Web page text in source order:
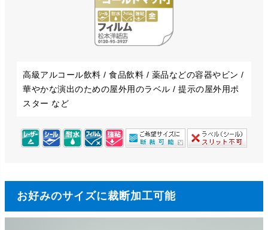
高級アルコール飲料 / 食品飲料 / 薬品などの容器やビン /
華やかな演出のための屋外用のラベル / 提示の屋外用ポ
スター など
お好みのサイズに裁断加工可能